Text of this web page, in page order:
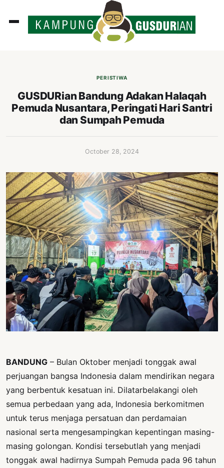
PERISTIWA
GUSDURian Bandung Adakan Halaqah
Pemuda Nusantara, Peringati Hari Santri
dan Sumpah Pemuda
October 28, 2024
BANDUNG – Bulan Oktober menjadi tonggak awal
perjuangan bangsa Indonesia dalam mendirikan negara
yang berbentuk kesatuan ini. Dilatarbelakangi oleh
semua perbedaan yang ada, Indonesia berkomitmen
untuk terus menjaga persatuan dan perdamaian
nasional serta mengesampingkan kepentingan masing-
masing golongan. Kondisi tersebutlah yang menjadi
tonggak awal hadirnya Sumpah Pemuda pada 96 tahun